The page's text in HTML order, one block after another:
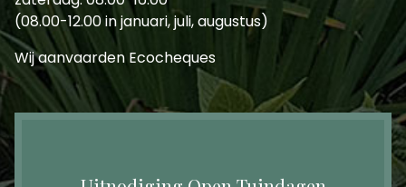
(08.00-12.00 in januari, juli, augustus)
Wij aanvaarden Ecocheques